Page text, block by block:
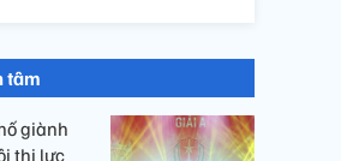
tâm
giành
thi lực